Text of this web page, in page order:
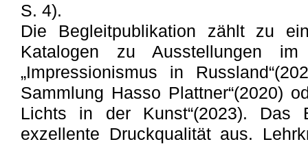
S. 4).
Die Begleitpublikation zählt zu
Katalogen zu Ausstellungen
„Impressionismus in
Sammlung Hasso Plattner“(2020)
Lichts in der Kunst“(2023). Das
exzellente Druckqualität aus.